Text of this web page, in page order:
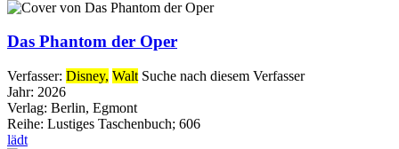
Das Phantom der Oper
Verfasser: Disney, Walt Suche nach diesem Verfasser
Jahr: 2026
Verlag: Berlin, Egmont
Reihe: Lustiges Taschenbuch; 606
lädt